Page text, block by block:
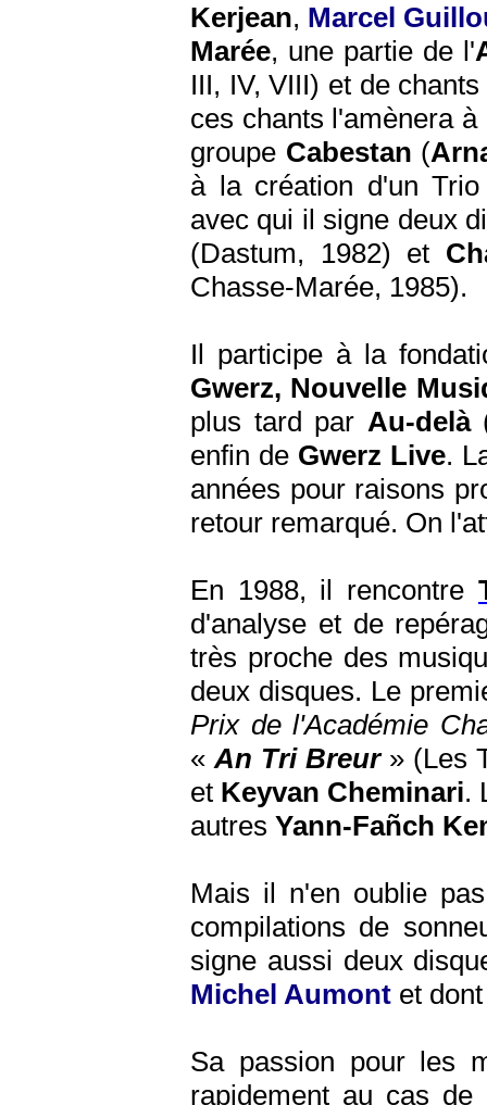
Kerjean, Marcel
Marée, une partie de l'
III, IV, VIII) et de
ces chants l'amènera
groupe Cabestan (
à la création d'un
avec qui il signe deux
(Dastum, 1982) et
Chasse-Marée, 1985).
Il participe à la
Gwerz, Nouvelle
plus tard par Au-delà
enfin de Gwerz Live.
années pour raisons
retour remarqué. On
En 1988, il rencontre
d'analyse et de
très proche des
deux disques. Le
Prix de l'Académie
«An Tri Breur» (Les
et Keyvan Cheminari.
autres Yann-Fañch
Mais il n'en oublie
compilations de
signe aussi deux
Michel Aumont et
Sa passion pour les
rapidement au cas